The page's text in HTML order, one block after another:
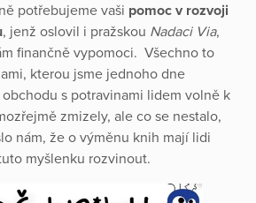
potřebujeme vaši pomoc v rozvoji
, jenž oslovil i pražskou Nadaci Via,
finančně vypomoci. Všechno to
kterou jsme jednoho dne
s potravinami lidem volně k
zmizely, ale co se nestalo,
nám, že o výměnu knih mají lidi
myšlenku rozvinout.